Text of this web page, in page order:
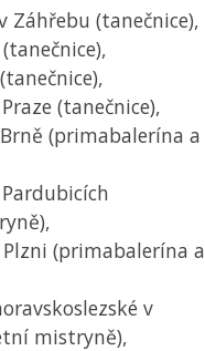
Záhřebu (tanečnice),
(tanečnice),
(primabalerína a
Plzni (primabalerína a
v
mistryně),